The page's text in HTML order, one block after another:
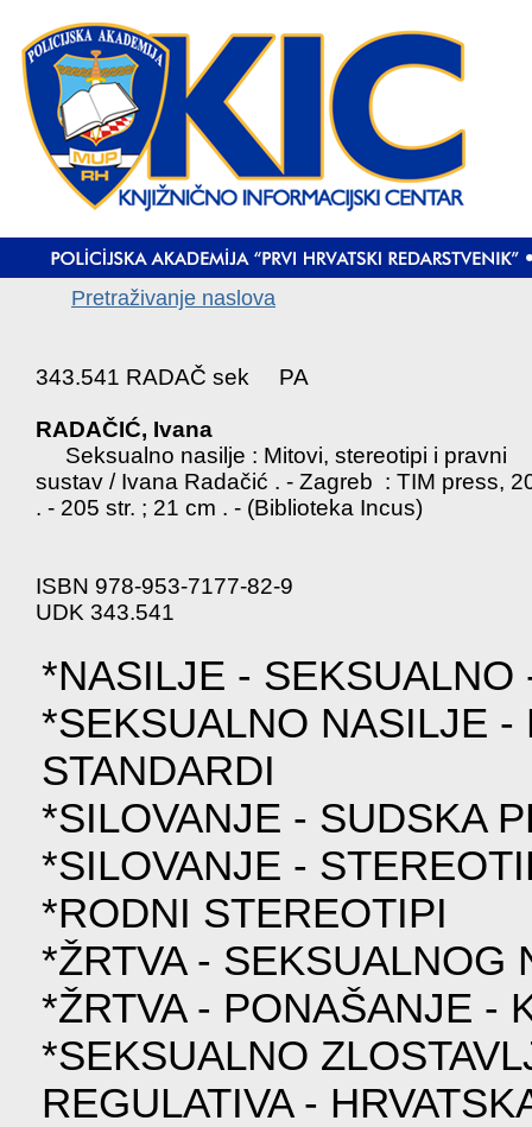
Pretraživanje naslova
343.541 RADAČ sek PA
RADAČIĆ, Ivana
Seksualno nasilje : Mitovi, stereotipi i pravni
sustav / Ivana Radačić . - Zagreb : TIM press,
. - 205 str. ; 21 cm . - (Biblioteka Incus)
ISBN 978-953-7177-82-9
UDK 343.541
*NASILJE - SEKSUALNO
*SEKSUALNO NASILJE
STANDARDI
*SILOVANJE - SUDSKA
*SILOVANJE -
*RODNI STEREOTIPI
*ŽRTVA - SEKSUALNOG
*ŽRTVA - PONAŠANJE -
*SEKSUALNO
REGULATIVA -